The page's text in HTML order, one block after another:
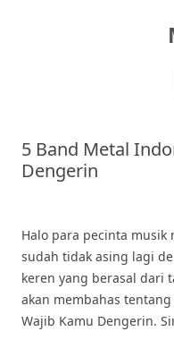
5 Band Metal
Dengerin
Halo para pecinta
sudah tidak asing lagi
keren yang berasal dari
akan membahas
Wajib Kamu Dengerin.